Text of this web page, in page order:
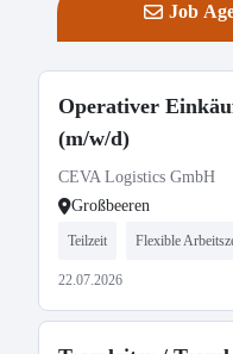
Job
Operativer
(m/w/d)
CEVA Logistics GmbH
Großbeeren
Teilzeit Flexible
22.07.2026